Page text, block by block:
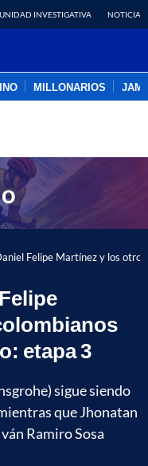
UNIDAD INVESTIGATIVA NOTICIAS
MILLONARIOS
Felipe Martínez y los
etapa 3
sigue siendo
que Jhonatan
Ramiro Sosa